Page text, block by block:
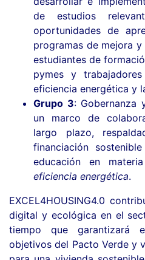
de estudios
oportunidades de
programas de mejora
estudiantes de
pymes y
eficiencia energética y
Grupo 3: Gobernanza
un marco de
largo plazo,
financiación
educación en
eficiencia energética.
EXCEL4HOUSING4.0
digital y ecológica en el
tiempo que garantizará
objetivos del Pacto Verde y